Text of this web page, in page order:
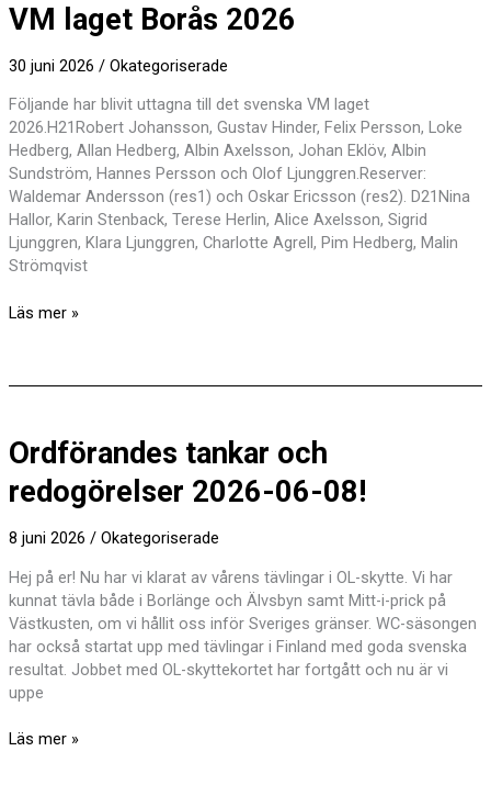
VM laget Borås 2026
30 juni 2026 / Okategoriserade
Följande har blivit uttagna till det svenska VM laget
2026.H21Robert Johansson, Gustav Hinder, Felix Persson, Loke
Hedberg, Allan Hedberg, Albin Axelsson, Johan Eklöv, Albin
Sundström, Hannes Persson och Olof Ljunggren.Reserver:
Waldemar Andersson (res1) och Oskar Ericsson (res2). D21Nina
Hallor, Karin Stenback, Terese Herlin, Alice Axelsson, Sigrid
Ljunggren, Klara Ljunggren, Charlotte Agrell, Pim Hedberg, Malin
Strömqvist
VM
2026
Läs mer »
Ordförandes tankar och
redogörelser 2026-06-08!
8 juni 2026 / Okategoriserade
Hej på er! Nu har vi klarat av vårens tävlingar i OL-skytte. Vi har
kunnat tävla både i Borlänge och Älvsbyn samt Mitt-i-prick på
Västkusten, om vi hållit oss inför Sveriges gränser. WC-säsongen
har också startat upp med tävlingar i Finland med goda svenska
resultat. Jobbet med OL-skyttekortet har fortgått och nu är vi
uppe
Ordförandes
Läs mer »